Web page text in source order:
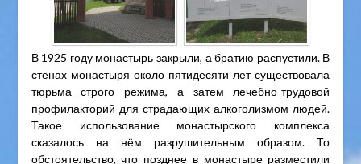
В 1925 году монастырь закрыли, а братию распустили. В
стенах монастыря около пятидесяти лет существовала
тюрьма строго режима, а затем лечебно-трудовой
профилакторий для страдающих алкоголизмом людей.
Такое использование монастырского комплекса
сказалось на нём разрушительным образом. То
обстоятельство, что позднее в монастыре разместили